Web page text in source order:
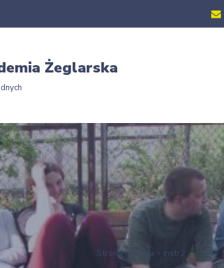
Żeglarska
Strona główna » instr2